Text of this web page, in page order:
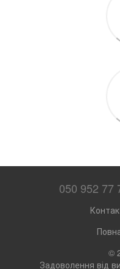
050 952 77
©
Задоволення від